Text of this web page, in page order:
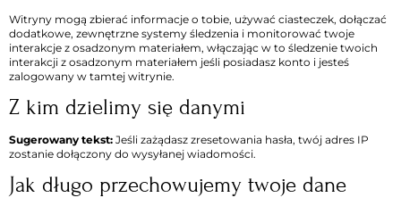
Witryny mogą zbierać informacje o tobie, używać ciasteczek, dołączać
dodatkowe, zewnętrzne systemy śledzenia i monitorować twoje
interakcje z osadzonym materiałem, włączając w to śledzenie twoich
interakcji z osadzonym materiałem jeśli posiadasz konto i jesteś
zalogowany w tamtej witrynie.
Z kim dzielimy się danymi
Sugerowany tekst: Jeśli zażądasz zresetowania hasła, twój adres IP
zostanie dołączony do wysyłanej wiadomości.
Jak długo przechowujemy twoje dane